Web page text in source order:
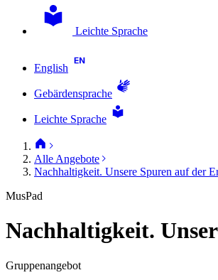
Leichte Sprache
English
Gebärdensprache
Leichte Sprache
Alle Angebote
Nachhaltigkeit. Unsere Spuren auf der
MusPad
Nachhaltigkeit.
Gruppenangebot